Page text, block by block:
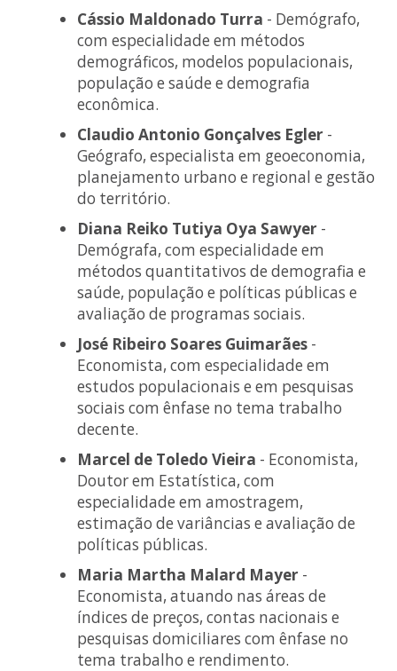
Cássio Maldonado Turra - Demógrafo,
com especialidade em métodos
demográficos, modelos populacionais,
população e saúde e demografia
econômica.
Claudio Antonio Gonçalves Egler -
Geógrafo, especialista em geoeconomia,
planejamento urbano e regional e gestão
do território.
Diana Reiko Tutiya Oya Sawyer -
Demógrafa, com especialidade em
métodos quantitativos de demografia e
saúde, população e políticas públicas e
avaliação de programas sociais.
José Ribeiro Soares Guimarães -
Economista, com especialidade em
estudos populacionais e em pesquisas
sociais com ênfase no tema trabalho
decente.
Marcel de Toledo Vieira - Economista,
Doutor em Estatística, com
especialidade em amostragem,
estimação de variâncias e avaliação de
políticas públicas.
Maria Martha Malard Mayer -
Economista, atuando nas áreas de
índices de preços, contas nacionais e
pesquisas domiciliares com ênfase no
tema trabalho e rendimento.